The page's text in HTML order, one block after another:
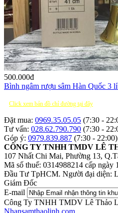
500.000đ
Bình ngâm rượu sâm Hàn Quốc 3
Click xem bản đồ chỉ đường tại đây
Đặt mua: 0969.35.05.05 (7:30 -
Tư vấn: 028.62.790.790 (7:30 -
Góp ý: 0979.839.887 (7:30 - 22:00)
CÔNG TY TNHH TMDV LÊ
107 Nhất Chi Mai, Phường 13,
Mã số thuế: 0314988214 cấp ngày
Đầu Tư TpHCM. Người đại diện:
Giám Đốc
E-mail
Công Ty TNHH TMDV Lê Thảo